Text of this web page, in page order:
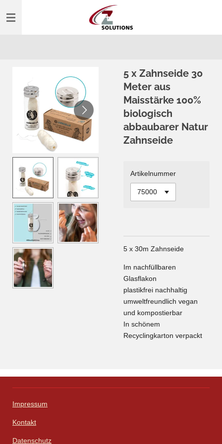
Hauptinhalt
5 x Zahnseide 30
Meter aus
Maisstärke 100%
biologisch
abbaubarer Natur
Zahnseide
Artikelnummer
5 x 30m Zahnseide
Im nachfüllbaren
Glasflakon
plastikfrei nachhaltig
umweltfreundlich vegan
und kompostierbar
In schönem
Recyclingkarton verpackt
Impressum
Kontakt
Datenschutz